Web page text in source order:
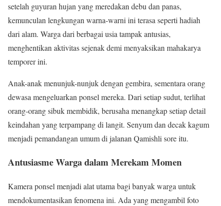
setelah guyuran hujan yang meredakan debu dan panas,
kemunculan lengkungan warna-warni ini terasa seperti hadiah
dari alam. Warga dari berbagai usia tampak antusias,
menghentikan aktivitas sejenak demi menyaksikan mahakarya
temporer ini.
Anak-anak menunjuk-nunjuk dengan gembira, sementara orang
dewasa mengeluarkan ponsel mereka. Dari setiap sudut, terlihat
orang-orang sibuk membidik, berusaha menangkap setiap detail
keindahan yang terpampang di langit. Senyum dan decak kagum
menjadi pemandangan umum di jalanan Qamishli sore itu.
Antusiasme Warga dalam Merekam Momen
Kamera ponsel menjadi alat utama bagi banyak warga untuk
mendokumentasikan fenomena ini. Ada yang mengambil foto